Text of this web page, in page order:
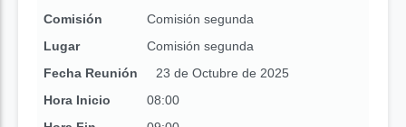
Comisión
Comisión segunda
Lugar
Comisión segunda
Fecha Reunión
23 de Octubre de 2025
Hora Inicio
08:00